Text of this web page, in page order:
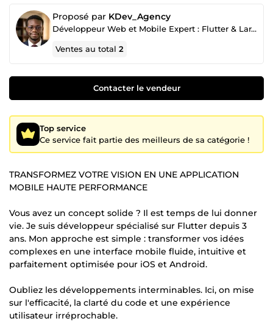
Proposé par KDev_Agency
Développeur Web et Mobile Expert : Flutter & Laravel
Ventes au total2
Contacter le vendeur
Top service
Ce service fait partie des meilleurs de sa catégorie !
TRANSFORMEZ VOTRE VISION EN UNE APPLICATION
MOBILE HAUTE PERFORMANCE
Vous avez un concept solide ? Il est temps de lui donner
vie. Je suis développeur spécialisé sur Flutter depuis 3
ans. Mon approche est simple : transformer vos idées
complexes en une interface mobile fluide, intuitive et
parfaitement optimisée pour iOS et Android.
Oubliez les développements interminables. Ici, on mise
sur l'efficacité, la clarté du code et une expérience
utilisateur irréprochable.